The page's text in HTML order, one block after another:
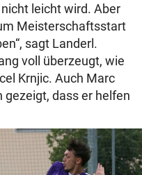
leicht wird. Aber
Meisterschaftsstart
sagt Landerl.
voll überzeugt, wie
Krnjic. Auch Marc
dass er helfen